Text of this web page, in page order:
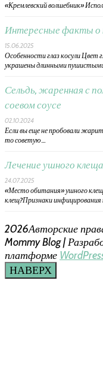
«Кремлевский волшебник»
Интересные факты о
15.06.2025
Особенности глаз косули Цвет
украшены длинными
Сельдь, жаренная с
соевом соусе
02.10.2024
Если вы еще не пробовали
то советую …
Лечение ушного
24.07.2025
«Место обитания» ушного
клещ?Признаки инфицирования
2026Авторские
Mommy Blog |
платформе
НАВЕРХ